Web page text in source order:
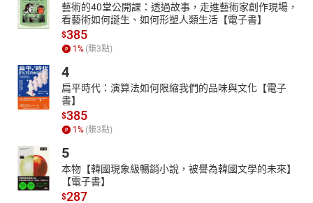
藝術的40堂公開課：透過故事，走進藝術家創作現場，
看藝術如何誕生、如何形塑人類生活【電子書】
$385
1% (賺3點)
4
扁平時代：演算法如何限縮我們的品味與文化【電子
書】
$385
1% (賺3點)
5
本物【韓國現象級暢銷小說，被譽為韓國文學的未來】
【電子書】
$287